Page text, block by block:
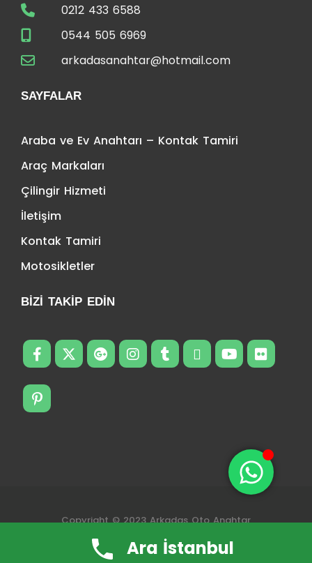
0212 433 6588
0544 505 6969
arkadasanahtar@hotmail.com
SAYFALAR
Araba ve Ev Anahtarı – Kontak Tamiri
Araç Markaları
Çilingir Hizmeti
İletişim
Kontak Tamiri
Motosikletler
BIZI TAKIP EDIN
Copyright © 2023 Arkadas Oto Anahtar
Ara İstanbul